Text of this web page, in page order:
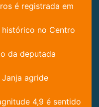
é registrada em
no Centro
da deputada
Janja agride
4,9 é sentido